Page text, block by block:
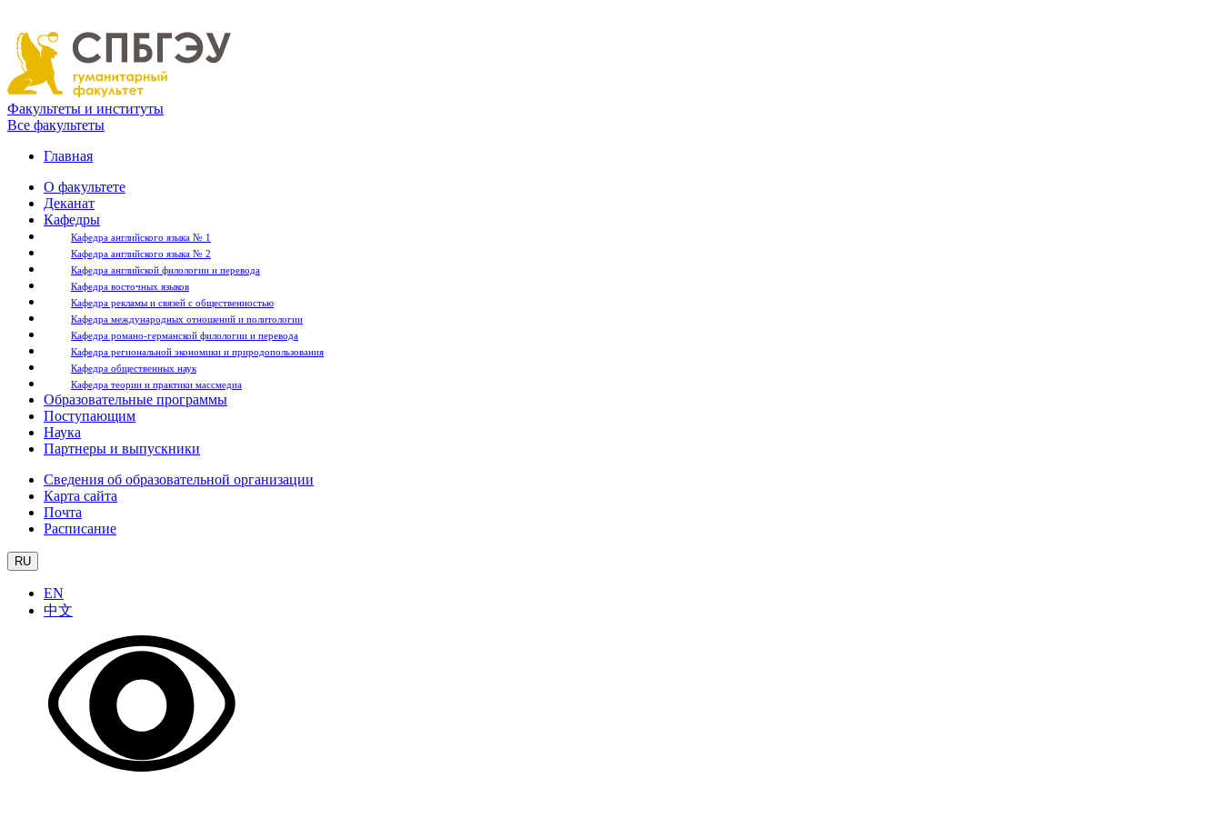
Факультеты и институты
Все факультеты
Главная
О факультете
Деканат
Кафедры
Кафедра английского языка № 1
Кафедра английского языка № 2
Кафедра английской филологии и перевода
Кафедра восточных языков
Кафедра рекламы и связей с общественностью
Кафедра международных отношений и политологии
Кафедра романо-германской филологии и перевода
Кафедра региональной экономики и природопользования
Кафедра общественных наук
Кафедра теории и практики массмедиа
Образовательные программы
Поступающим
Наука
Партнеры и выпускники
Сведения об образовательной организации
Карта сайта
Почта
Расписание
RU
EN
中文